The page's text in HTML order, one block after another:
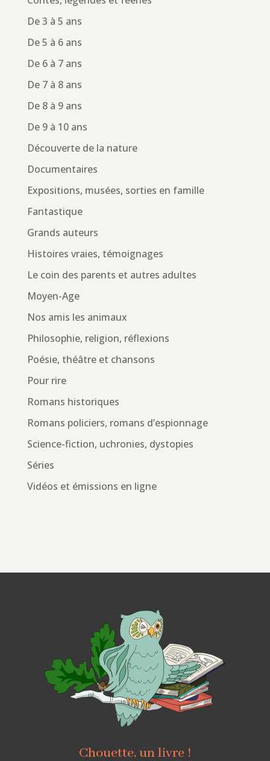
De 3 à 5 ans
De 5 à 6 ans
De 6 à 7 ans
De 7 à 8 ans
De 8 à 9 ans
De 9 à 10 ans
Découverte de la nature
Documentaires
Expositions, musées, sorties en famille
Fantastique
Grands auteurs
Histoires vraies, témoignages
Le coin des parents et autres adultes
Moyen-Age
Nos amis les animaux
Philosophie, religion, réflexions
Poésie, théâtre et chansons
Pour rire
Romans historiques
Romans policiers, romans d’espionnage
Science-fiction, uchronies, dystopies
Séries
Vidéos et émissions en ligne
Chouette, un livre !